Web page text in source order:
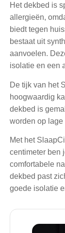
Het dekbed is
allergieën,
biedt tegen
bestaat uit
aanvoelen.
isolatie en een
De tijk van het
hoogwaardig
dekbed is
worden op lage
Met het
centimeter ben
comfortabele
dekbed past
goede isolatie